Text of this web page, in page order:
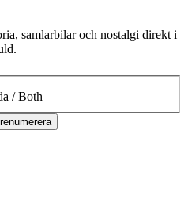
samlarbilar och nostalgi direkt i
/ Both